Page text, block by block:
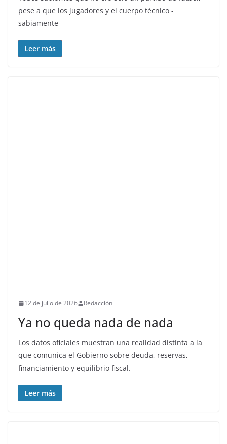
pese a que los jugadores y el cuerpo técnico -
sabiamente-
Leer más
12 de julio de 2026 Redacción
Ya no queda nada de nada
Los datos oficiales muestran una realidad distinta a la
que comunica el Gobierno sobre deuda, reservas,
financiamiento y equilibrio fiscal.
Leer más